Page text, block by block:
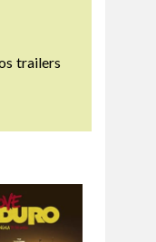
trailers